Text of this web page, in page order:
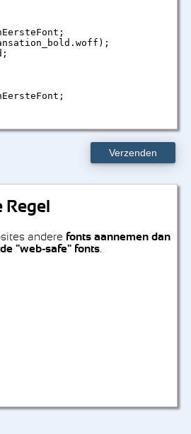
Verzenden